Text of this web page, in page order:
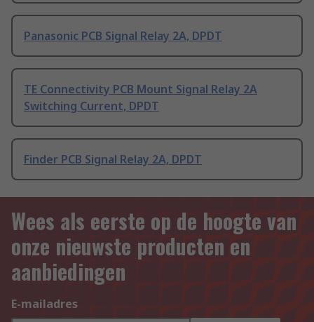
Panasonic PCB Signal Relay 2A, DPDT
TE Connectivity PCB Mount Signal Relay 2A
Switching Current, DPDT
Finder PCB Signal Relay 2A, DPDT
Wees als eerste op de hoogte van
onze nieuwste producten en
aanbiedingen
E-mailadres